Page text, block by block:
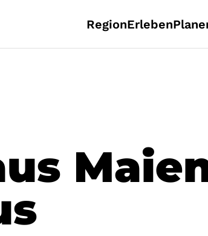
RegionErleben